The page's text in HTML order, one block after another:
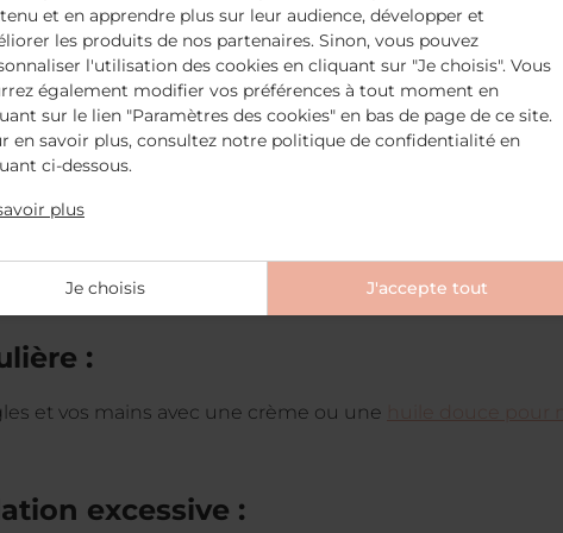
médicale :
y compris des vernis à ongles spéciaux,
et leur approbation.
douces :
spéciaux sans produits chimiques agressifs tels que le
Free »ne contiennent aucun des 10 actifs les plus remis
classiques.
:
et vos mains avec une crème ou une
huile douce pour
excessive :
et en apprendre plus sur leur audience, développer et
les produits de nos partenaires. Sinon, vous pouvez
l'utilisation des cookies en cliquant sur "Je choisis". Vous
également modifier vos préférences à tout moment en
sur le lien "Paramètres des cookies" en bas de page de ce site.
en savoir plus, consultez notre politique de confidentialité en
ci-dessous.
plus
Je choisis J'accepte tout